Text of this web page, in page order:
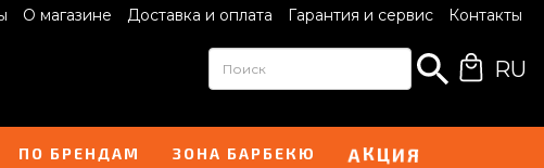
О магазине Доставка и оплата Гарантия и сервис Контакты
RU
ПО БРЕНДАМ ЗОНА БАРБЕКЮ АКЦИЯ